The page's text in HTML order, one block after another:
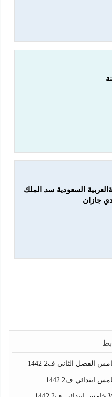
جازان
الثاني ف2 1442
ابتدائي ف2 1442